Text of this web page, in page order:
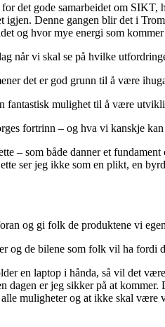
det gode samarbeidet om
igjen. Denne gangen blir det i
og hvor mye energi som
når vi skal se på hvilke
det er god grunn til å være
fantastisk mulighet til å være
fortrinn – og hva vi kanskje
– som både danner et
ser jeg ikke som en plikt, en
og gi folk de produktene vi
og de bilene som folk vil ha
en laptop i hånda, så vil det
dagen er jeg sikker på at
muligheter og at ikke skal